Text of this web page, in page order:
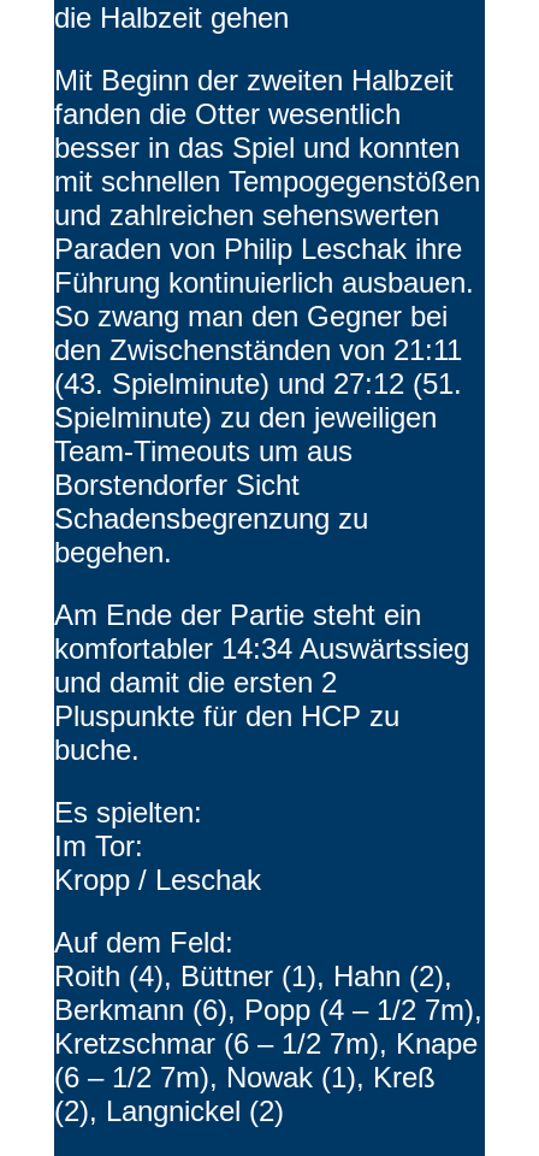
die Halbzeit gehen
Mit Beginn der zweiten Halbzeit
fanden die Otter wesentlich
besser in das Spiel und konnten
mit schnellen Tempogegenstößen
und zahlreichen sehenswerten
Paraden von Philip Leschak ihre
Führung kontinuierlich ausbauen.
So zwang man den Gegner bei
den Zwischenständen von 21:11
(43. Spielminute) und 27:12 (51.
Spielminute) zu den jeweiligen
Team-Timeouts um aus
Borstendorfer Sicht
Schadensbegrenzung zu
begehen.
Am Ende der Partie steht ein
komfortabler 14:34 Auswärtssieg
und damit die ersten 2
Pluspunkte für den HCP zu
buche.
Es spielten:
Im Tor:
Kropp / Leschak
Auf dem Feld:
Roith (4), Büttner (1), Hahn (2),
Berkmann (6), Popp (4 – 1/2 7m),
Kretzschmar (6 – 1/2 7m), Knape
(6 – 1/2 7m), Nowak (1), Kreß
(2), Langnickel (2)